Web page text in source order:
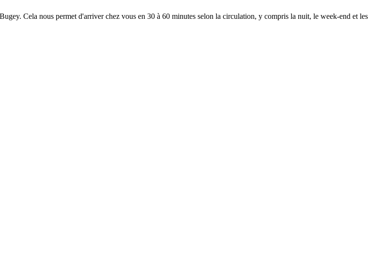
. Cela nous permet d'arriver chez vous en 30 à 60 minutes selon la circulation, y compris la nuit, le week-end et les